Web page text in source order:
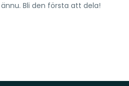
Bli den första att dela!